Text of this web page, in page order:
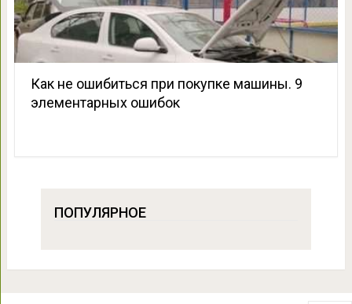
Как не ошибиться при покупке машины. 9
элементарных ошибок
ПОПУЛЯРНОЕ